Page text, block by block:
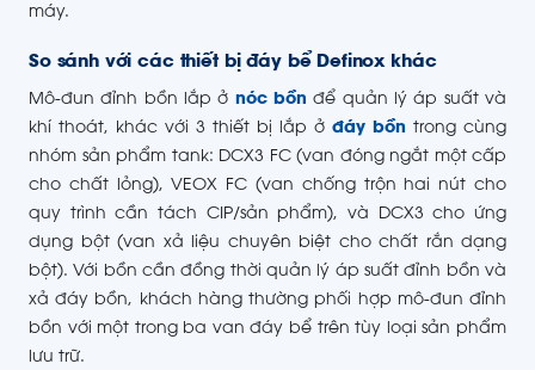
máy.
So sánh với các thiết bị đáy bể Definox khác
Mô-đun đỉnh bồn lắp ở nóc bồn để quản lý áp suất và
khí thoát, khác với 3 thiết bị lắp ở đáy bồn trong cùng
nhóm sản phẩm tank: DCX3 FC (van đóng ngắt một cấp
cho chất lỏng), VEOX FC (van chống trộn hai nút cho
quy trình cần tách CIP/sản phẩm), và DCX3 cho ứng
dụng bột (van xả liệu chuyên biệt cho chất rắn dạng
bột). Với bồn cần đồng thời quản lý áp suất đỉnh bồn và
xả đáy bồn, khách hàng thường phối hợp mô-đun đỉnh
bồn với một trong ba van đáy bể trên tùy loại sản phẩm
lưu trữ.